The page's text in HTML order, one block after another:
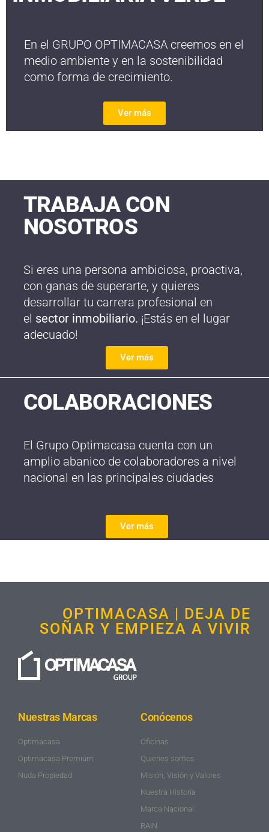
En el GRUPO OPTIMACASA creemos en el
medio ambiente y en la sostenibilidad
como forma de crecimiento.
Ver más
TRABAJA CON
NOSOTROS
Si eres una persona ambiciosa, proactiva,
con ganas de superarte, y quieres
desarrollar tu carrera profesional en
el sector inmobiliario. ¡Estás en el lugar
adecuado!
Ver más
COLABORACIONES
El Grupo Optimacasa cuenta con un
amplio abanico de colaboradores a nivel
nacional en las principales ciudades
Ver más
OPTIMACASA | DEJA DE
SOÑAR Y EMPIEZA A VIVIR
Nuestras Marcas
Optimacasa
Optimacasa Premium
Nuda Propiedad
Conócenos
Oficinas
Quienes somos
Misión, Visión y Valores
Nuestra Historia
Marca Nacional
RAIN